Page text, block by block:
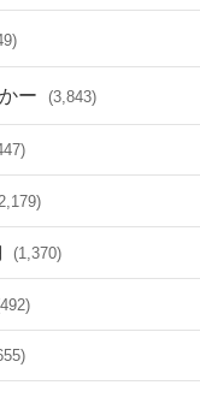
ー (3,843)
(1,370)